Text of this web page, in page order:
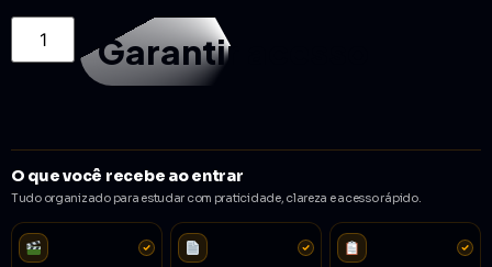
Garantir acesso
O que você recebe ao entrar
Tudo organizado para estudar com praticidade, clareza e acesso rápido.